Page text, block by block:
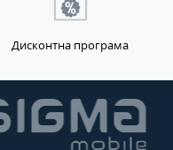
Дисконтна програма